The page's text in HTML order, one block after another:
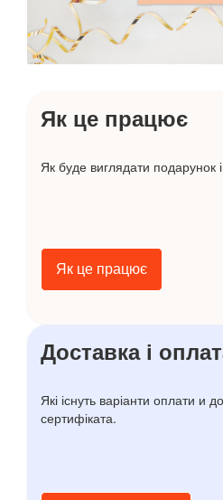
Як це працює
Як буде виглядати подарунок
Як це працює
Доставка і
Які існуть варіанти оплати и
сертифіката.